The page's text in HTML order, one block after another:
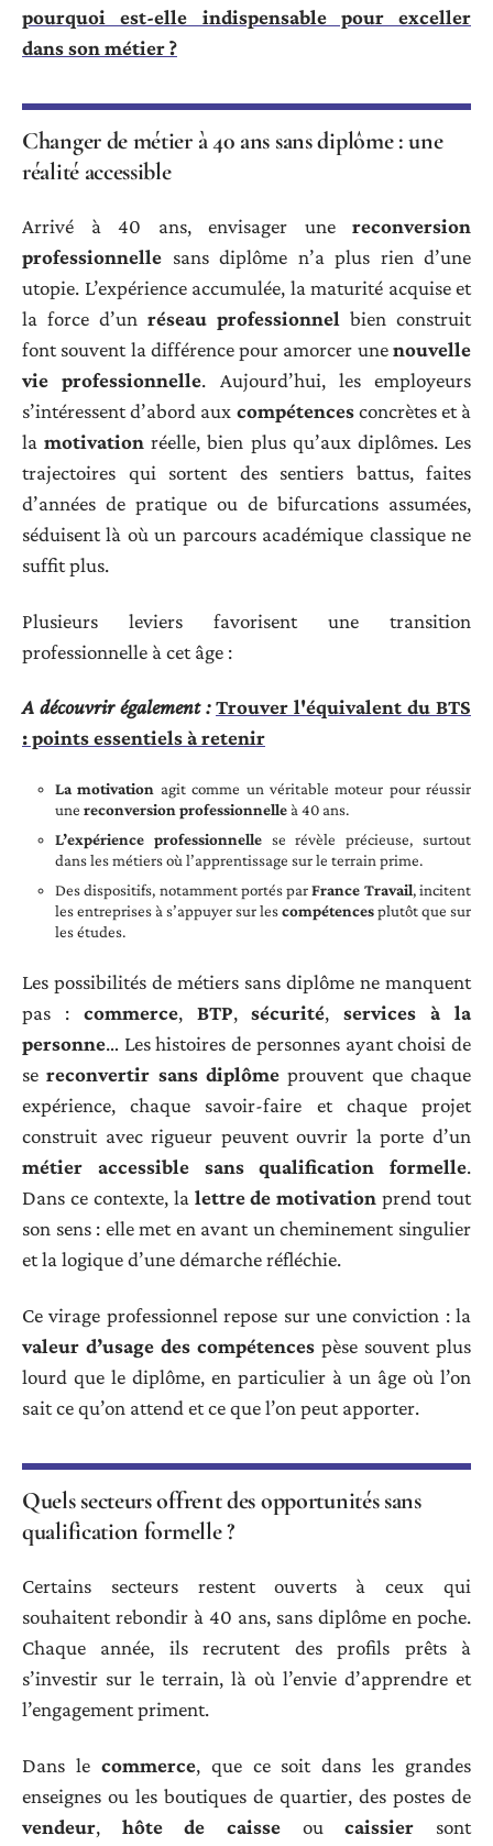
pourquoi est-elle indispensable pour exceller
dans son métier ?
Changer de métier à 40 ans sans diplôme : une
réalité accessible
Arrivé à 40 ans, envisager une reconversion
professionnelle sans diplôme n’a plus rien d’une
utopie. L’expérience accumulée, la maturité acquise et
la force d’un réseau professionnel bien construit
font souvent la différence pour amorcer unenouvelle
vie professionnelle. Aujourd’hui, les employeurs
s’intéressent d’abord aux compétencesconcrètes et à
lamotivation réelle, bien plus qu’aux diplômes. Les
trajectoires qui sortent des sentiers battus, faites
d’années de pratique ou de bifurcations assumées,
séduisent là où un parcours académique classique ne
suffit plus.
Plusieurs leviers favorisent une transition
professionnelle à cet âge :
A découvrir également : Trouver l'équivalent du BTS
: points essentiels à retenir
La motivation agit comme un véritable moteur pour réussir
une reconversion professionnelle à 40 ans.
L’expérience professionnellese révèle précieuse, surtout
dans les métiers où l’apprentissage sur le terrain prime.
Des dispositifs, notamment portés parFrance Travail, incitent
les entreprises à s’appuyer sur lescompétencesplutôt que sur
les études.
Les possibilités de métiers sans diplôme ne manquent
pas : commerce, BTP,sécurité,services à la
personne… Les histoires de personnes ayant choisi de
sereconvertir sans diplôme prouvent que chaque
expérience, chaque savoir-faire et chaque projet
construit avec rigueur peuvent ouvrir la porte d’un
métier accessible sans qualification formelle.
Dans ce contexte, la lettre de motivation prend tout
son sens : elle met en avant un cheminement singulier
et la logique d’une démarche réfléchie.
Ce virage professionnel repose sur une conviction : la
valeur d’usage des compétences pèse souvent plus
lourd que le diplôme, en particulier à un âge où l’on
sait ce qu’on attend et ce que l’on peut apporter.
Quels secteurs offrent des opportunités sans
qualification formelle ?
Certains secteurs restent ouverts à ceux qui
souhaitent rebondir à 40 ans, sans diplôme en poche.
Chaque année, ils recrutent des profils prêts à
s’investir sur le terrain, là où l’envie d’apprendre et
l’engagement priment.
Dans le commerce, que ce soit dans les grandes
enseignes ou les boutiques de quartier, des postes de
vendeur, hôte de caisse oucaissier sont